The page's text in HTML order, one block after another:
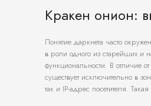
Кракен онион:
Понятие даркнета часто
в роли одного из старейших и
функциональности. В отличие
существует исключительно в
так и IP-адрес посетителя.